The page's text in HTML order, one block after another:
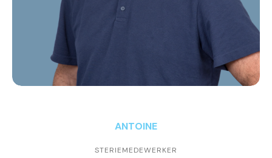
ANTOINE
STERIEMEDEWERKER